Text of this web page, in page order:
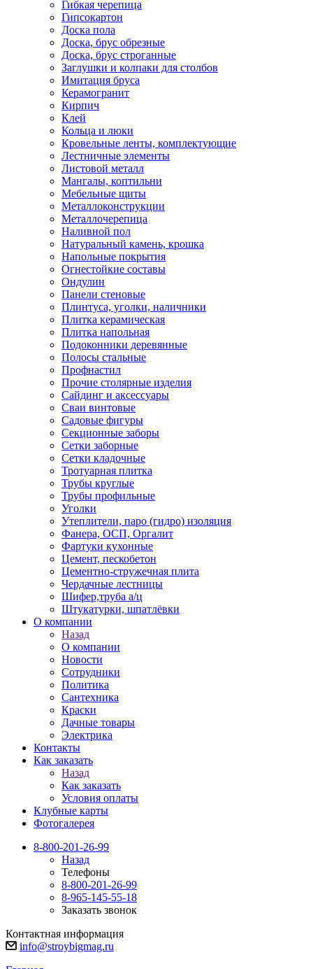
Гибкая черепица
Гипсокартон
Доска пола
Доска, брус обрезные
Доска, брус строганные
Заглушки и колпаки для столбов
Имитация бруса
Керамогранит
Кирпич
Клей
Кольца и люки
Кровельные ленты, комплектующие
Лестничные элементы
Листовой металл
Мангалы, коптильни
Мебельные щиты
Металлоконструкции
Металлочерепица
Наливной пол
Натуральный камень, крошка
Напольные покрытия
Огнестойкие составы
Ондулин
Панели стеновые
Плинтуса, уголки, наличники
Плитка керамическая
Плитка напольная
Подоконники деревянные
Полосы стальные
Профнастил
Прочие столярные изделия
Сайдинг и аксессуары
Сваи винтовые
Садовые фигуры
Секционные заборы
Сетки заборные
Сетки кладочные
Тротуарная плитка
Трубы круглые
Трубы профильные
Уголки
Утеплители, паро (гидро) изоляция
Фанера, ОСП, Оргалит
Фартуки кухонные
Цемент, пескобетон
Цементно-стружечная плита
Чердачные лестницы
Шифер,труба а/ц
Штукатурки, шпатлёвки
О компании
Назад
О компании
Новости
Сотрудники
Политика
Сантехника
Краски
Дачные товары
Электрика
Контакты
Как заказать
Назад
Как заказать
Условия оплаты
Клубные карты
Фотогалерея
8-800-201-26-99
Назад
Телефоны
8-800-201-26-99
8-965-145-55-18
Заказать звонок
Контактная информация
info@stroybigmag.ru